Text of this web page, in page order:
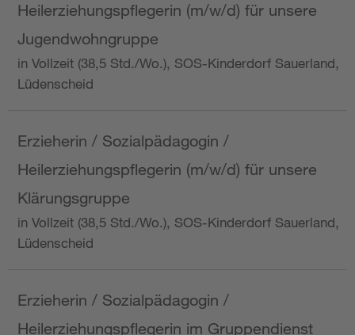
Heilerziehungspflegerin (m/w/d) für unsere
Jugendwohngruppe
in Vollzeit (38,5 Std./Wo.), SOS-Kinderdorf Sauerland,
Lüdenscheid
Erzieherin / Sozialpädagogin /
Heilerziehungspflegerin (m/w/d) für unsere
Klärungsgruppe
in Vollzeit (38,5 Std./Wo.), SOS-Kinderdorf Sauerland,
Lüdenscheid
Erzieherin / Sozialpädagogin /
Heilerziehungspflegerin im Gruppendienst